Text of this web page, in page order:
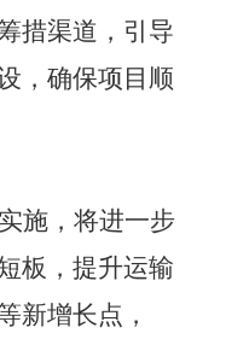
措渠道，引导
，确保项目顺
施，将进一步
板，提升运输
新增长点，